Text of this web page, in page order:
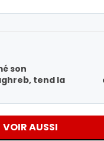
son
tend la
VOIR AUSSI